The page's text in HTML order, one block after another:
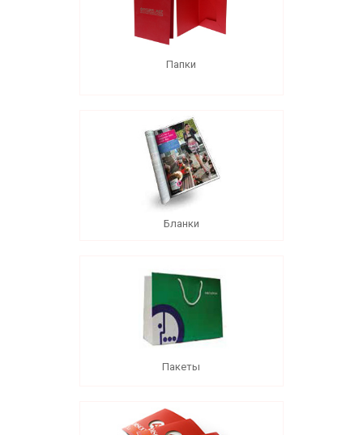
Папки
Бланки
Пакеты